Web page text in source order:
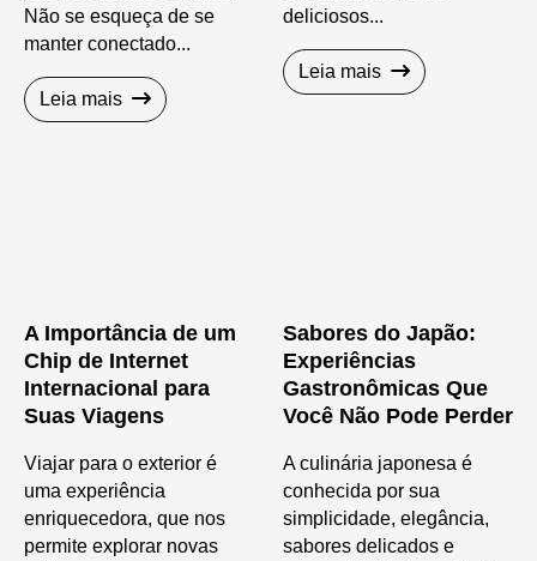
Não se esqueça de se
manter conectado...
Leia mais
deliciosos...
Leia mais
A Importância de um
Chip de Internet
Internacional para
Suas Viagens
Viajar para o exterior é
uma experiência
enriquecedora, que nos
permite explorar novas
Sabores do Japão:
Experiências
Gastronômicas Que
Você Não Pode Perder
A culinária japonesa é
conhecida por sua
simplicidade, elegância,
sabores delicados e